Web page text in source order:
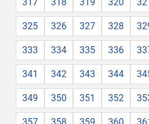
325 326 327 328
333 334 335 336
341 342 343 344
349 350 351 352